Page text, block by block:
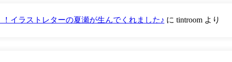
イラストレターの夏瀬が生んでくれました♪ に tintroom より